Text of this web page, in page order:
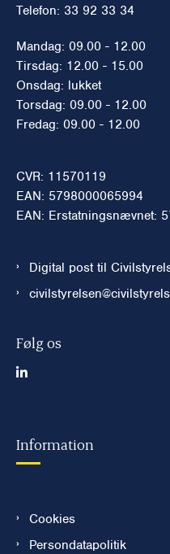
Telefon: 33 92 33 34
Mandag: 09.00 - 12.00
Tirsdag: 12.00 - 15.00
Onsdag: lukket
Torsdag: 09.00 - 12.00
Fredag: 09.00 - 12.00
CVR: 11570119
EAN: 5798000065994
EAN: Erstatningsnævnet:
Digital post til
Følg os
Information
Cookies
Persondatapolitik